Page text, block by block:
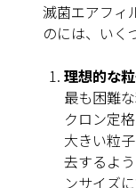
滅菌エアフィ
のには、いく
理想的な
最も困難
クロン定
大きい粒
去するよ
ンサイズ